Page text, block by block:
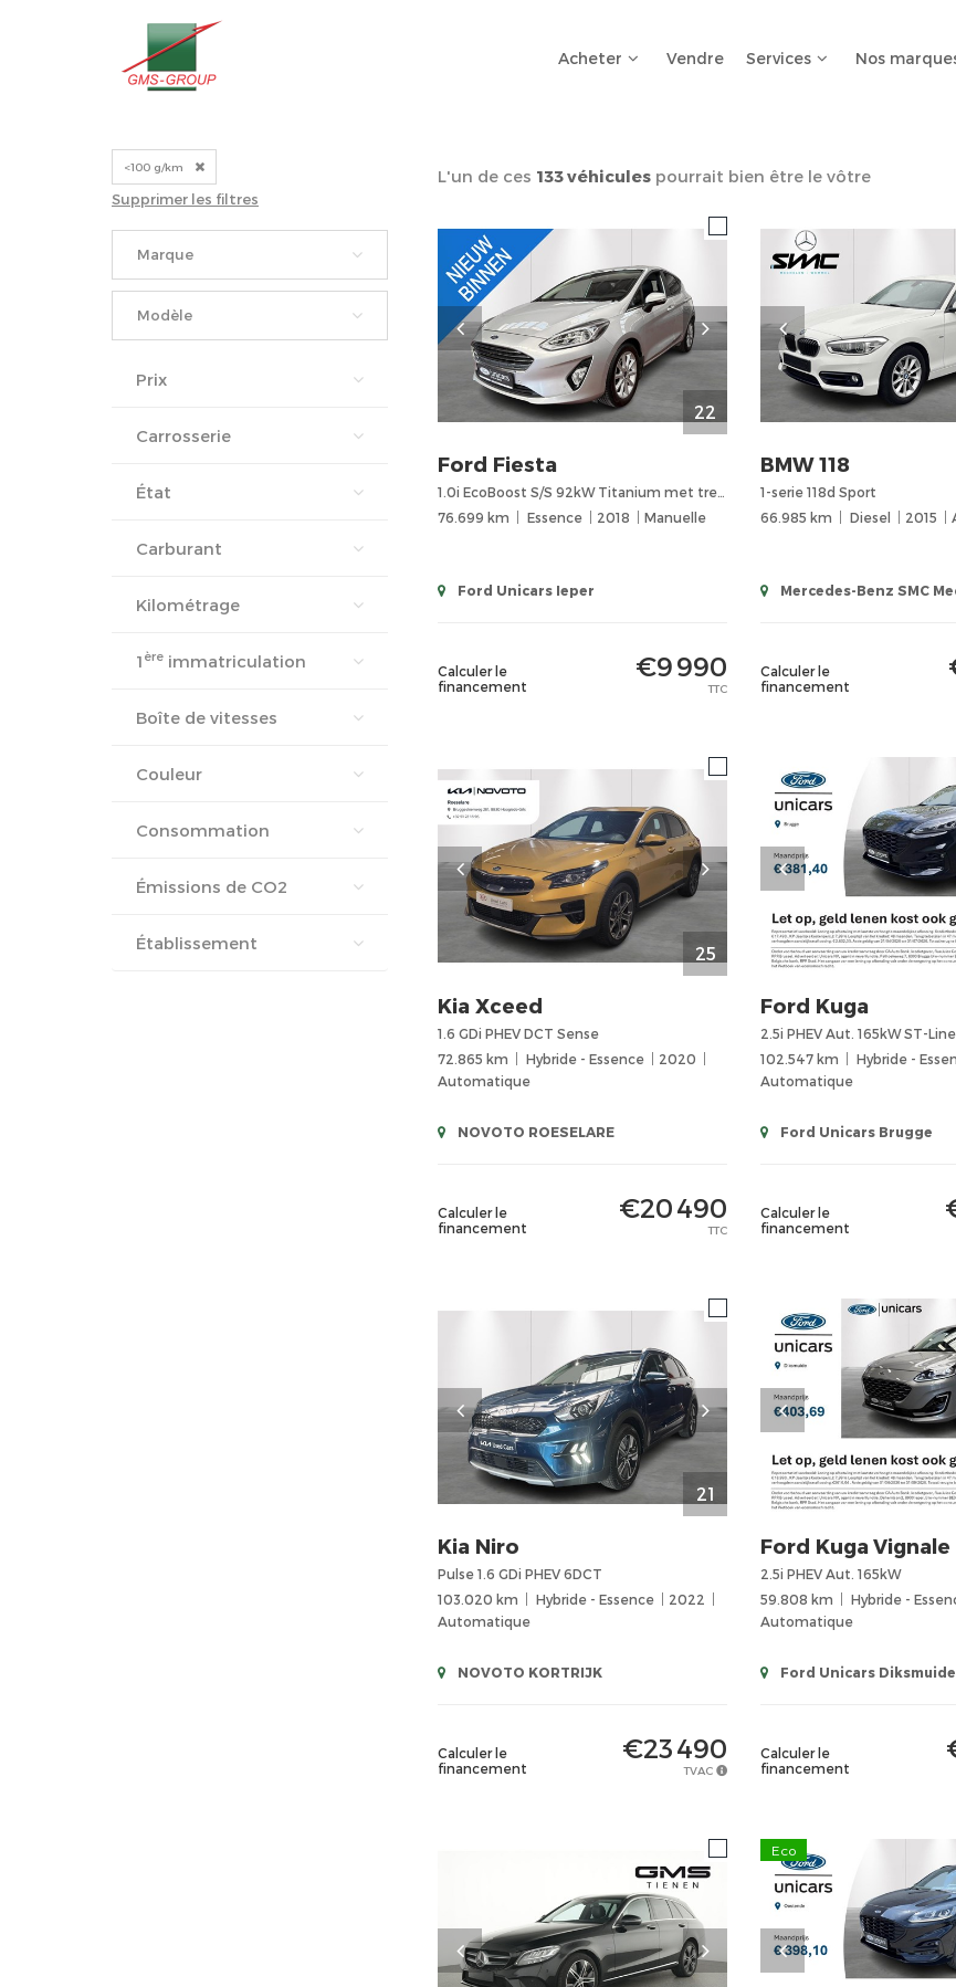
Acheter Vendre Services Nos
<100 g/km
Supprimer les filtres
Marque
Modèle
Prix
Carrosserie
État
Carburant
Kilométrage
1 ère immatriculation
Boîte de vitesses
Couleur
Consommation
Émissions de CO2
Établissement
L'un de ces 133 véhicules pourrait bien être le vôtre
22
Ford Fiesta
1.0i EcoBoost S/S 92kW Titanium met trekhaak
76.699 km
Essence 2018 Manuelle
Ford Unicars Ieper
Calculer le
financement
€9 990
TTC
BMW 118
1-serie 118d Sport
66.985 km
Diesel 2015
Mercedes-Benz SMC
Calculer le
financement
25
Kia Xceed
1.6 GDi PHEV DCT Sense
72.865 km
Hybride - Essence
2020
Automatique
NOVOTO ROESELARE
Calculer le
financement
€20 490
TTC
Ford Kuga
2.5i PHEV Aut. 165kW ST-
102.547 km
Hybride -
Automatique
Ford Unicars Brugge
Calculer le
financement
21
Kia Niro
Pulse 1.6 GDi PHEV 6DCT
103.020 km
Hybride - Essence
2022
Automatique
NOVOTO KORTRIJK
Calculer le
financement
€23 490
TVAC
Ford Kuga Vignale
2.5i PHEV Aut. 165kW
59.808 km
Hybride -
Automatique
Ford Unicars Diksmuide
Calculer le
financement
Eco